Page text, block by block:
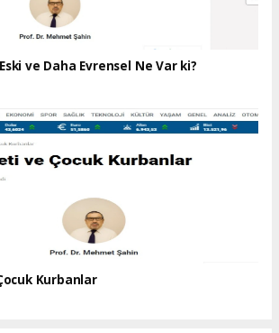
ve Daha Evrensel Ne Var ki?
Kurbanlar